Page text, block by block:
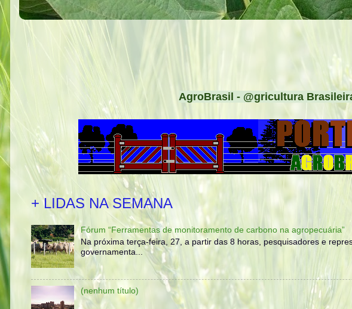
AgroBrasil - @gricultura
+ LIDAS NA SEMANA
Fórum “Ferramentas de monitoramento de carbono na agropecuária”
Na próxima terça-feira, 27, a partir das 8 horas, pesquisadores e
governamenta...
(nenhum título)